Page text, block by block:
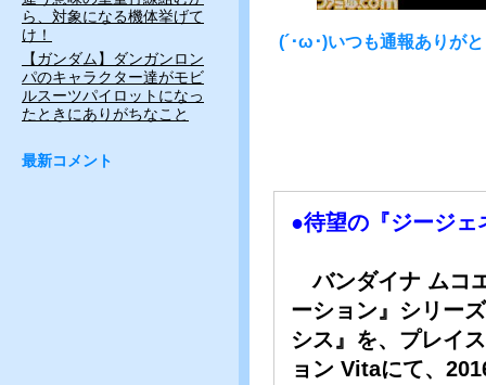
(´･ω･)いつも通報ありが
●待望の『ジージ
バンダイナ ムコ
ーション』シリー
シス』を、プレイ
ョン Vitaにて、
ら、対象になる機体挙げて
け！
【ガンダム】ダンガンロン
パのキャラクター達がモビ
ルスーツパイロットになっ
たときにありがちなこと
最新コメント